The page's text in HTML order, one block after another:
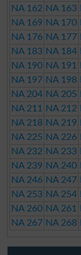
NA 162 NA 163
NA 169 NA 170
NA 176 NA 177
NA 183 NA 184
NA 190 NA 191
NA 197 NA 198
NA 204 NA 205
NA 211
NA 212
NA 218 NA 219
NA 225 NA 226
NA 232 NA 233
NA 239 NA 240
NA 246 NA 247
NA 253 NA 254
NA 260 NA 261
NA 267 NA 268